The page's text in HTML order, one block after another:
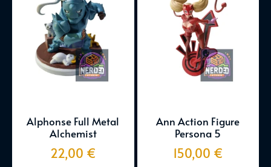
Alphonse Full Metal
Alchemist
22,00 €
Ann Action Figure
Persona 5
150,00 €